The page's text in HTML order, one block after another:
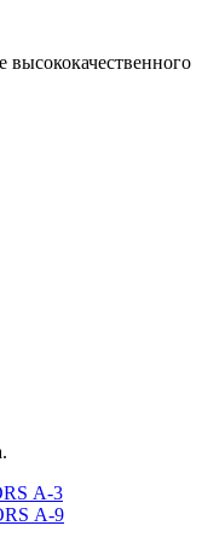
А-3
А-9